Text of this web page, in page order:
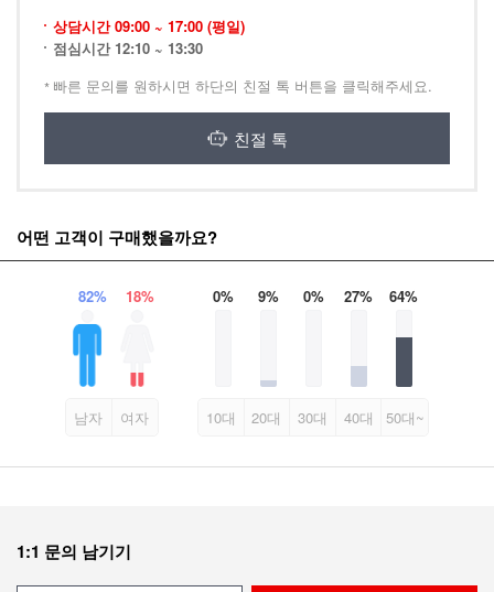
상담시간 09:00 ~ 17:00 (평일)
점심시간 12:10 ~ 13:30
빠른 문의를 원하시면 하단의 친절 톡 버튼을 클릭해주세요.
친절 톡
어떤 고객이 구매했을까요?
82% 18%
남자 여자
0% 9% 0% 27% 64%
10대 20대 30대 40대 50대~
1:1 문의 남기기